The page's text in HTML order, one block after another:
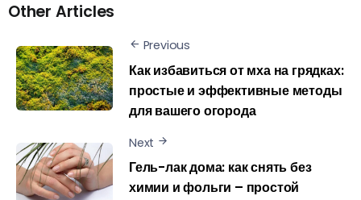
Other Articles
Previous
Как избавиться от мха на грядках:
простые и эффективные методы
для вашего огорода
Next
Гель-лак дома: как снять без
химии и фольги – простой